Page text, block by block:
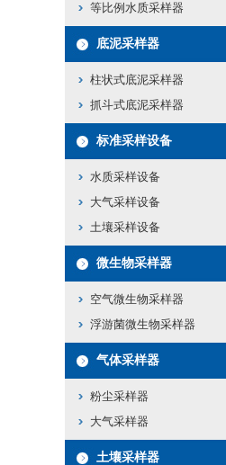
等比例水质采样器
底泥采样器
柱状式底泥采样器
抓斗式底泥采样器
标准采样设备
水质采样设备
大气采样设备
土壤采样设备
微生物采样器
空气微生物采样器
浮游菌微生物采样器
气体采样器
粉尘采样器
大气采样器
土壤采样器